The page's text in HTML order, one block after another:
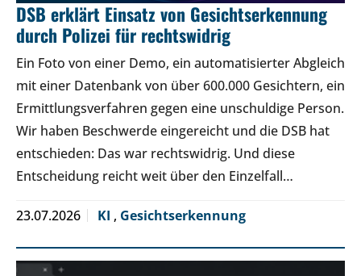
DSB erklärt Einsatz von Gesichtserkennung
durch Polizei für rechtswidrig
Ein Foto von einer Demo, ein automatisierter Abgleich
mit einer Datenbank von über 600.000 Gesichtern, ein
Ermittlungsverfahren gegen eine unschuldige Person.
Wir haben Beschwerde eingereicht und die DSB hat
entschieden: Das war rechtswidrig. Und diese
Entscheidung reicht weit über den Einzelfall…
23.07.2026 KI , Gesichtserkennung